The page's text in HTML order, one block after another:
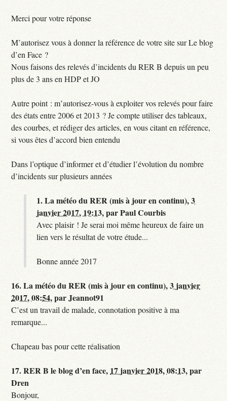
Merci pour votre réponse
M’autorisez vous à donner la référence de votre site sur Le blog
d’en Face ?
Nous faisons des relevés d’incidents du RER B depuis un peu
plus de 3 ans en HDP et JO
Autre point : m’autorisez-vous à exploiter vos relevés pour faire
des états entre 2006 et 2013 ? Je compte utiliser des tableaux,
des courbes, et rédiger des articles, en vous citant en référence,
si vous êtes d’accord bien entendu
Dans l’optique d’informer et d’étudier l’évolution du nombre
d’incidents sur plusieurs années
1.La météo du RER (mis à jour en continu),3
janvier 2017, 19:13,parPaul Courbis
Avec plaisir ! Je serai moi même heureux de faire un
lien vers le résultat de votre étude...
Bonne année 2017
16.La météo du RER (mis à jour en continu),3 janvier
2017, 08:54,parJeannot91
C’est un travail de malade, connotation positive à ma
remarque...
Chapeau bas pour cette réalisation
17.RER B le blog d’en face, 17 janvier 2018, 08:13,par
Dren
Bonjour,